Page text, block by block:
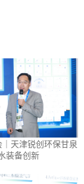
天津锐创环保甘泉
装备创新